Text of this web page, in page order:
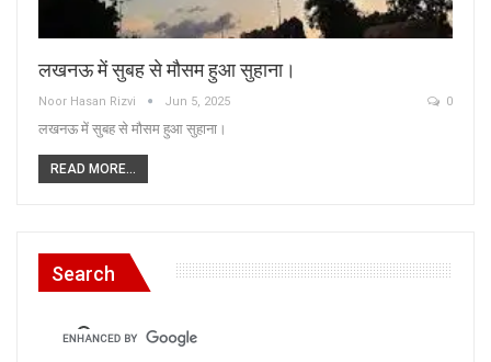
लखनऊ में सुबह से मौसम हुआ सुहाना।
Noor Hasan Rizvi Jun 5, 2025 0
लखनऊ में सुबह से मौसम हुआ सुहाना।
READ MORE...
Search